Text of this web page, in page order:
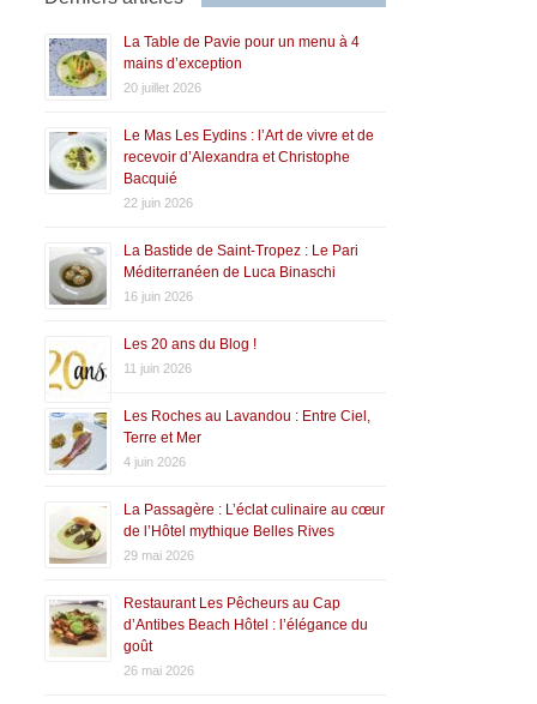
La Table de Pavie pour un menu à 4
mains d’exception
20 juillet 2026
Le Mas Les Eydins : l’Art de vivre et de
recevoir d’Alexandra et Christophe
Bacquié
22 juin 2026
La Bastide de Saint-Tropez : Le Pari
Méditerranéen de Luca Binaschi
16 juin 2026
Les 20 ans du Blog !
11 juin 2026
Les Roches au Lavandou : Entre Ciel,
Terre et Mer
4 juin 2026
La Passagère : L’éclat culinaire au cœur
de l’Hôtel mythique Belles Rives
29 mai 2026
Restaurant Les Pêcheurs au Cap
d’Antibes Beach Hôtel : l’élégance du
goût
26 mai 2026